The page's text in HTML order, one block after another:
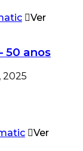
Ver
50 anos
2025
Ver